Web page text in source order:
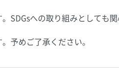
SDGsへの取り組みとしても
予めご了承ください。